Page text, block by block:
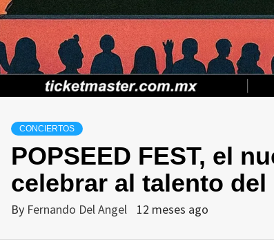
CONCIERTOS
POPSEED FEST, el
celebrar al talento
By Fernando Del Angel 12 meses ago